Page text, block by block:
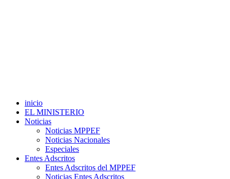
inicio
EL MINISTERIO
Noticias
Noticias MPPEF
Noticias Nacionales
Especiales
Entes Adscritos
Entes Adscritos del MPPEF
Noticias Entes Adscritos